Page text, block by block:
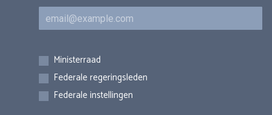
E-mail
Inschrijvingen
Ministerraad
Federale regeringsleden
Federale instellingen